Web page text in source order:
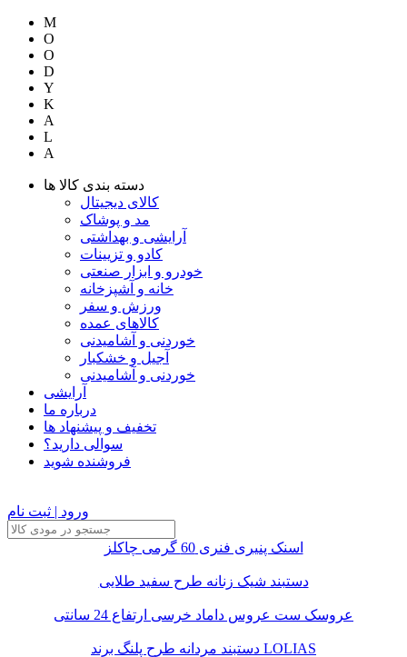
M
O
O
D
Y
K
A
L
A
دسته بندی کالا ها
کالای دیجیتال
مد و پوشاک
آرایشی و بهداشتی
کادو و تزیینات
خودرو و ابزار صنعتی
خانه و آشپزخانه
ورزش و سفر
کالاهای عمده
خوردنی و آشامیدنی
آجیل و خشکبار
خوردنی و آشامیدنی
آرایشی
درباره ما
تخفیف و پیشنهاد ها
سوالی دارید؟
فروشنده شوید
ورود | ثبت نام
اسنک پنیری فنری 60 گرمی چاکلز
دستبند شیک زنانه طرح سفید طلایی
عروسک ست عروس داماد خرسی ارتفاع 24 سانتی
دستبند مردانه طرح پلنگ برند LOLIAS